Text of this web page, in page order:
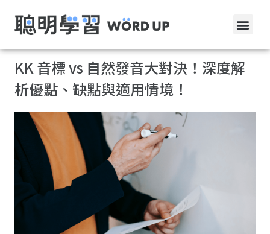
KK 音標 vs 自然發音大對決！深度解
析優點、缺點與適用情境！